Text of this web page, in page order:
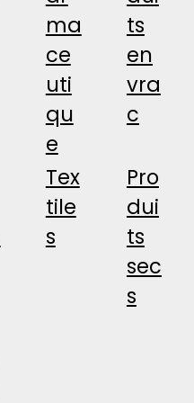
ma
ce
uti
qu
e
ts
en
vra
c
Tex
tile
s
Pro
dui
ts
sec
s